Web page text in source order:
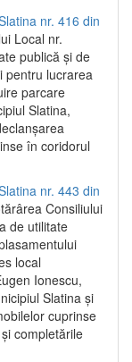
nr. 416 din
Local nr.
publică și de
pentru lucrarea
parcare
Slatina,
în coridorul
nr. 443 din
Consiliului
de utilitate
local
Ionescu,
Slatina şi
cuprinse
completările